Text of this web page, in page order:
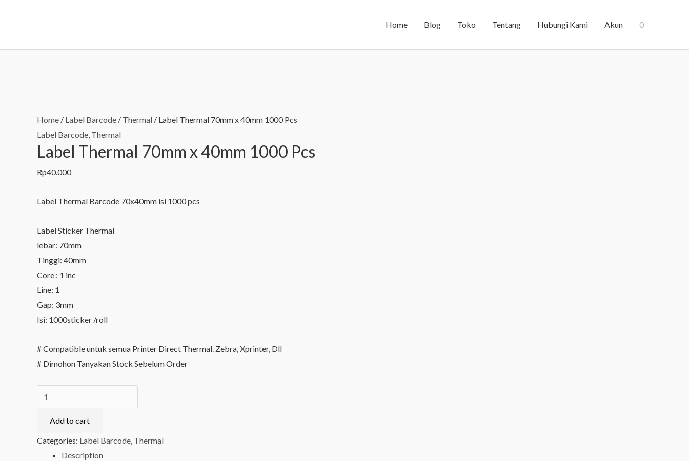
Home Blog Toko Tentang Hubungi Kami Akun 0
Home / Label Barcode / Thermal / Label Thermal 70mm x 40mm 1000 Pcs
Label Barcode, Thermal
Label Thermal 70mm x 40mm 1000 Pcs
Rp40.000
Label Thermal Barcode 70x40mm isi 1000 pcs
Label Sticker Thermal
lebar: 70mm
Tinggi: 40mm
Core : 1 inc
Line: 1
Gap: 3mm
Isi: 1000sticker /roll
# Compatible untuk semua Printer Direct Thermal. Zebra, Xprinter, Dll
# Dimohon Tanyakan Stock Sebelum Order
Label
Thermal
70mm
x
Add to cart
Categories: Label Barcode, Thermal
Description